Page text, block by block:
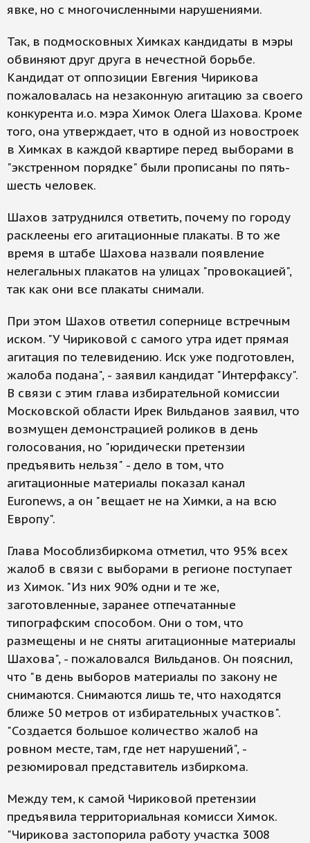
явке, но с многочисленными нарушениями.
Так, в подмосковных Химках кандидаты в мэры
обвиняют друг друга в нечестной борьбе.
Кандидат от оппозиции Евгения Чирикова
пожаловалась на незаконную агитацию за своего
конкурента и.о. мэра Химок Олега Шахова. Кроме
того, она утверждает, что в одной из новостроек
в Химках в каждой квартире перед выборами в
"экстренном порядке" были прописаны по пять-
шесть человек.
Шахов затруднился ответить, почему по городу
расклеены его агитационные плакаты. В то же
время в штабе Шахова назвали появление
нелегальных плакатов на улицах "провокацией",
так как они все плакаты снимали.
При этом Шахов ответил сопернице встречным
иском. "У Чириковой с самого утра идет прямая
агитация по телевидению. Иск уже подготовлен,
жалоба подана", - заявил кандидат "Интерфаксу".
В связи с этим глава избирательной комиссии
Московской области Ирек Вильданов заявил, что
возмущен демонстрацией роликов в день
голосования, но "юридически претензии
предъявить нельзя" - дело в том, что
агитационные материалы показал канал
Euronews, а он "вещает не на Химки, а на всю
Европу".
Глава Мособлизбиркома отметил, что 95% всех
жалоб в связи с выборами в регионе поступает
из Химок. "Из них 90% одни и те же,
заготовленные, заранее отпечатанные
типографским способом. Они о том, что
размещены и не сняты агитационные материалы
Шахова", - пожаловался Вильданов. Он пояснил,
что "в день выборов материалы по закону не
снимаются. Снимаются лишь те, что находятся
ближе 50 метров от избирательных участков".
"Создается большое количество жалоб на
ровном месте, там, где нет нарушений", -
резюмировал представитель избиркома.
Между тем, к самой Чириковой претензии
предъявила территориальная комисси Химок.
"Чирикова застопорила работу участка 3008